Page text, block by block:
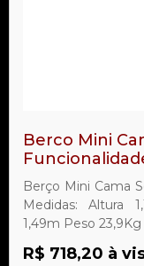
Berco Mini
Berço Mini Cama
Medidas: Altura
1,49m Peso 23,9Kg
R$ 718,20 à